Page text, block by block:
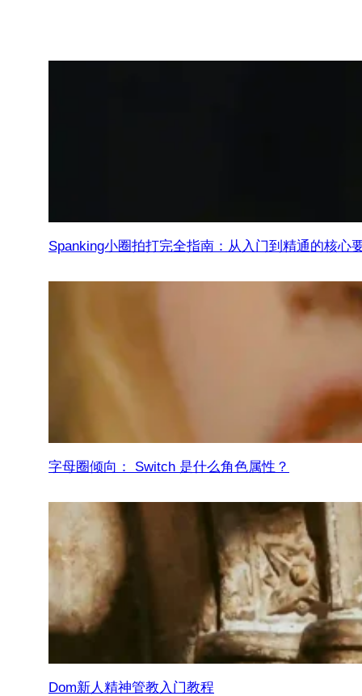
Spanking小圈拍打完全指南：从入门到精通的核心
字母圈倾向： Switch 是什么角色属性？
Dom新人精神管教入门教程